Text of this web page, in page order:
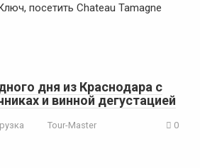
посетить Chateau Tamagne
дня из Краснодара с
и винной дегустацией
Tour-Master 0